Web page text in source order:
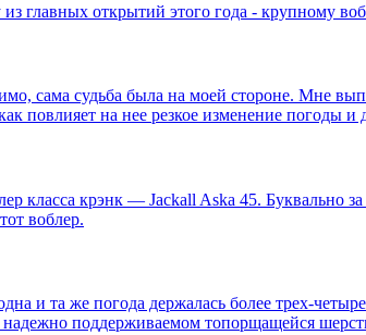
открытий этого года - крупному
сама судьба была на моей стороне. Мне
повлияет на нее резкое изменение погоды
класса крэнк — Jackall Aska 45. Буквально
воблер.
и та же погода держалась более трех-
поддерживаемом топорщащейся